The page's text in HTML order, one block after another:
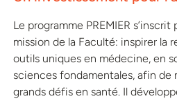
Le programme PREMIER
mission de la Faculté: inspirer la
outils uniques en médecine, en
sciences fondamentales, afin de
grands défis en santé. Il